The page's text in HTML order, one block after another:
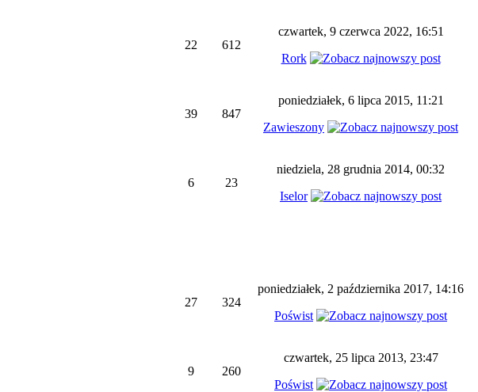
22 612
czwartek, 9 czerwca 2022, 16:51
Rork
39 847
poniedziałek, 6 lipca 2015, 11:21
Zawieszony
6 23
niedziela, 28 grudnia 2014, 00:32
Iselor
27 324
poniedziałek, 2 października 2017, 14:16
Poświst
9 260
czwartek, 25 lipca 2013, 23:47
Poświst